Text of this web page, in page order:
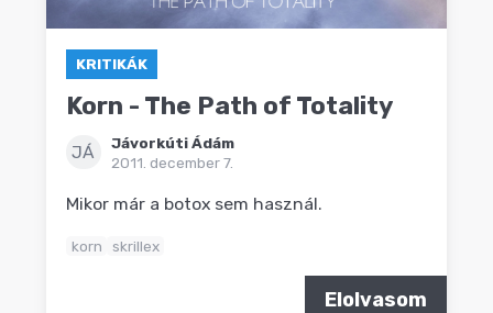
KRITIKÁK
Korn - The Path of Totality
JÁ
Jávorkúti Ádám
2011. december 7.
Mikor már a botox sem használ.
korn skrillex
Elolvasom